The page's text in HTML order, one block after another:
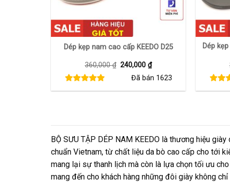
+
Dép kẹp nam cao cấp KEEDO D25
360,000₫ Giá
240,000₫Giá
hiện
tại
240,000 ₫.
Đã bán 1623
+
Dép
BỘ SƯU TẬP DÉP NAM KEEDO là thương hiệu
chuẩn Vietnam, từ chất liệu da bò cao cấp cho tới
mang lại sự thanh lịch mà còn là lựa chọn tối ưu
mang đến cho khách hàng những đôi giày không